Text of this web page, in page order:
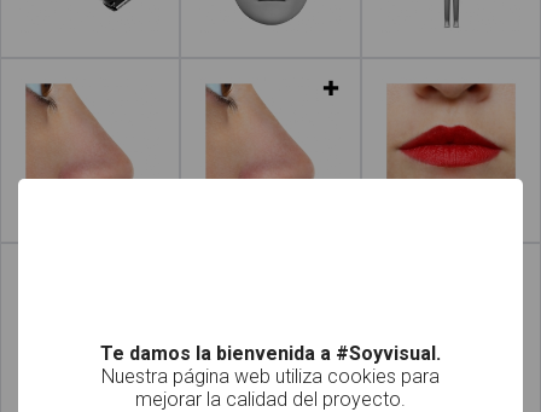
Te damos la bienvenida a #Soyvisual.
Nuestra página web utiliza cookies para
mejorar la calidad del proyecto.